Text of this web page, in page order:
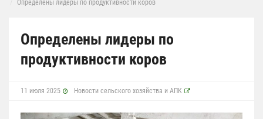
Определены лидеры по продуктивности коров
Определены лидеры по
продуктивности коров
11 июля 2025 Новости сельского хозяйства и АПК